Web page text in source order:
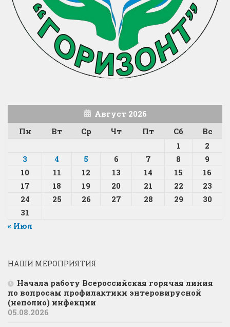
Август 2026
Пн
Вт Ср Чт Пт Сб
Вс
1
2
3
4 5 6 7 8
9
10
11 12 13 14 15
16
17
18 19 20 21 22
23
24
25 26 27 28 29
30
31
« Июл
НАШИ МЕРОПРИЯТИЯ
Начала работу Всероссийская горячая линия
по вопросам профилактики энтеровирусной
(неполио) инфекции
05.08.2026